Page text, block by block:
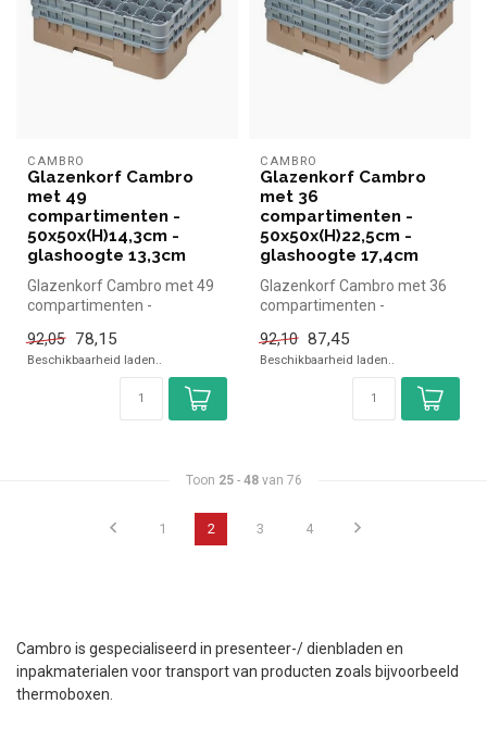
CAMBRO
Glazenkorf Cambro
met 49
compartimenten -
50x50x(H)14,3cm -
glashoogte 13,3cm
Glazenkorf Cambro met 49
compartimenten -
glashoogte 13,3cm Ca...
92,05 78,15
Beschikbaarheid laden..
CAMBRO
Glazenkorf Cambro
met 36
compartimenten -
50x50x(H)22,5cm -
glashoogte 17,4cm
Glazenkorf Cambro met 36
compartimenten -
glashoogte 17,4cm Ca...
92,10 87,45
Beschikbaarheid laden..
Toon 25- 48van 76
1 2 3 4
Cambro is gespecialiseerd in presenteer-/ dienbladen en
inpakmaterialen voor transport van producten zoals bijvoorbeeld
thermoboxen.